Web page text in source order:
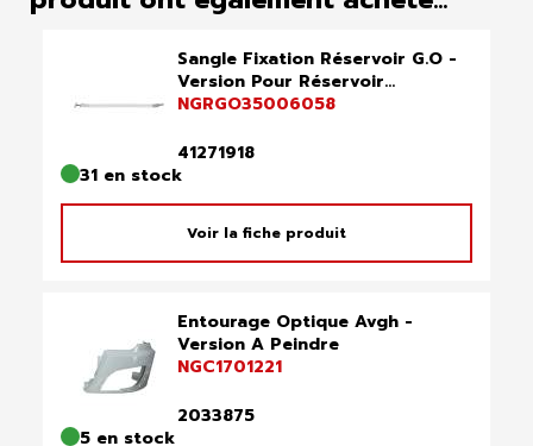
Sangle Fixation Réservoir G.O -
Version Pour Réservoir...
NGRGO35006058
41271918
31 en stock
Voir la fiche produit
Entourage Optique Avgh -
Version A Peindre
NGC1701221
2033875
5 en stock